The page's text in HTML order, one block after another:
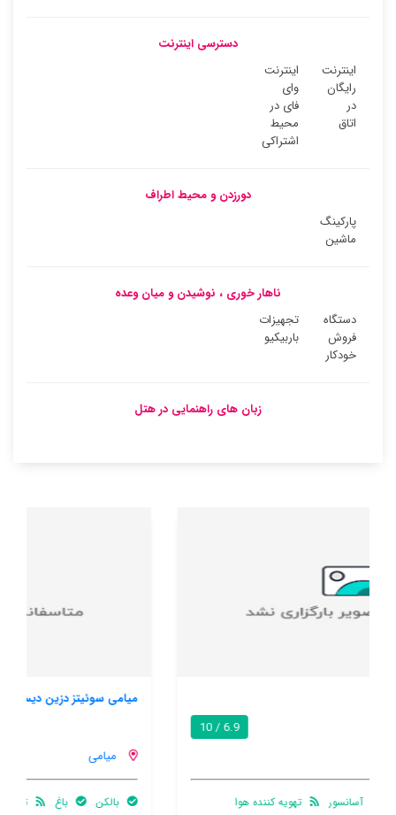
دسترسی اینترنت
اینترنت
رایگان
در
اتاق
اینترنت
وای
فای در
محیط
اشتراکی
دورزدن و محیط اطراف
پارکینگ
ماشین
ناهار خوری ، نوشیدن و میان وعده
دستگاه
فروش
خودکار
تجهیزات
باربیکیو
زبان های راهنمایی در هتل
بالکن باغ تهویه کننده هوا